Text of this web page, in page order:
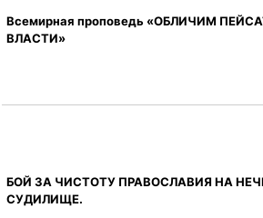
Всемирная проповедь «ОБЛИЧИМ
ВЛАСТИ»
БОЙ ЗА ЧИСТОТУ ПРАВОСЛАВИЯ НА
СУДИЛИЩЕ.